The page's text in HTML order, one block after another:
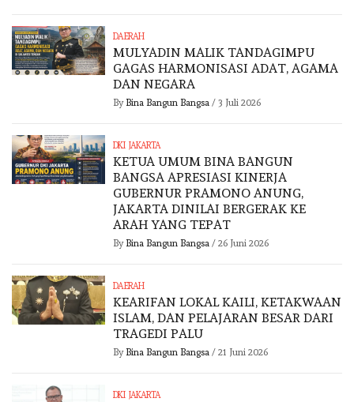
DAERAH
MULYADIN MALIK TANDAGIMPU
GAGAS HARMONISASI ADAT, AGAMA
DAN NEGARA
By Bina Bangun Bangsa / 3 Juli 2026
DKI JAKARTA
KETUA UMUM BINA BANGUN
BANGSA APRESIASI KINERJA
GUBERNUR PRAMONO ANUNG,
JAKARTA DINILAI BERGERAK KE
ARAH YANG TEPAT
By Bina Bangun Bangsa / 26 Juni 2026
DAERAH
KEARIFAN LOKAL KAILI, KETAKWAAN
ISLAM, DAN PELAJARAN BESAR DARI
TRAGEDI PALU
By Bina Bangun Bangsa / 21 Juni 2026
DKI JAKARTA